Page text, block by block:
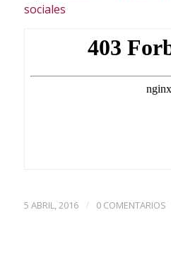
sociales
5 ABRIL, 2016 / 0 COMENTARIOS